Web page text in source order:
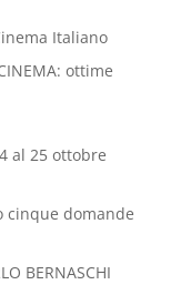
Italiano
ottime
al 25 ottobre
cinque domande
BERNASCHI